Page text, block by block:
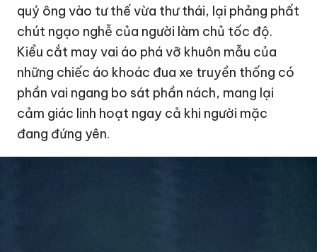
quý ông vào tư thế vừa thư thái, lại phảng phất
chút ngạo nghễ của người làm chủ tốc độ.
Kiểu cắt may vai áo phá vỡ khuôn mẫu của
những chiếc áo khoác đua xe truyền thống có
phần vai ngang bo sát phần nách, mang lại
cảm giác linh hoạt ngay cả khi người mặc
đang đứng yên.